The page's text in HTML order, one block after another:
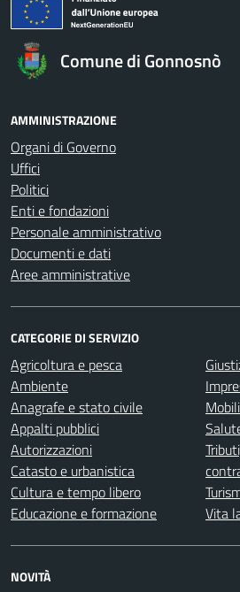
Comune di Gonnosnò
AMMINISTRAZIONE
Organi di Governo
Uffici
Politici
Enti e fondazioni
Personale amministrativo
Documenti e dati
Aree amministrative
CATEGORIE DI SERVIZIO
Agricoltura e pesca
Ambiente
Anagrafe e stato civile
Appalti pubblici
Autorizzazioni
Catasto e urbanistica
Cultura e tempo libero
Educazione e formazione
Vita
NOVITÀ